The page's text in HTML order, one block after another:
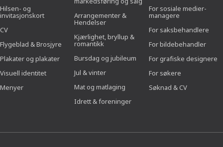
Hilsen- og
invitasjonskort
CV
Flygeblad & Brosjyre
Plakater og plakater
Visuell identitet
Menyer
Arrangementer &
Hendelser
Kjærlighet, bryllup &
romantikk
Bursdag og jubileum
Jul & vinter
Mat og matlaging
Idrett & foreninger
For sosiale medier-
managere
For saksbehandlere
For bildebehandler
For grafiske designere
For søkere
Søknad & CV